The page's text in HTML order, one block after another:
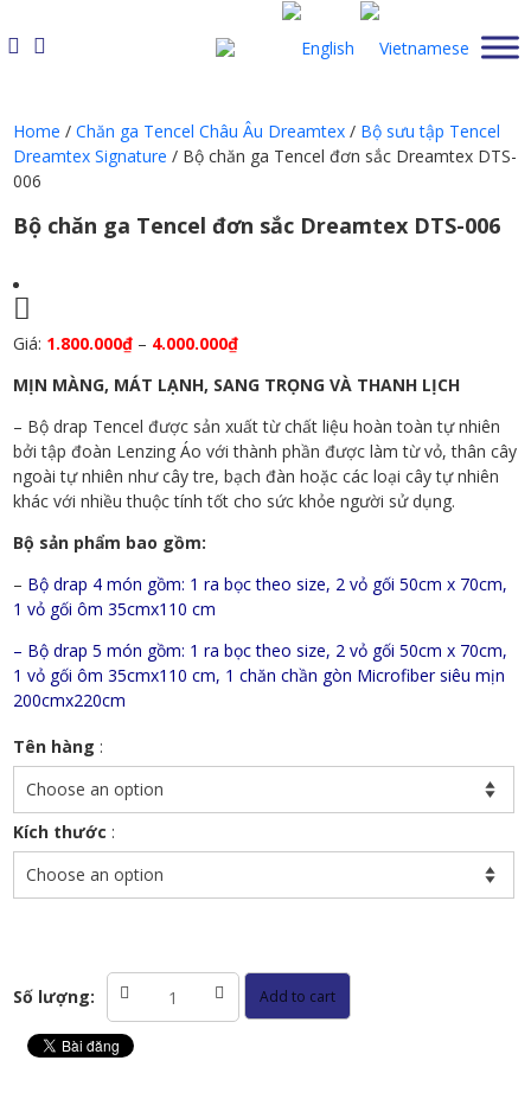
to
content
Home / Chăn ga Tencel Châu Âu Dreamtex/ Bộ sưu tập Tencel
Dreamtex Signature / Bộ chăn ga Tencel đơn sắc Dreamtex DTS-
006
Bộ chăn ga Tencel đơn sắc Dreamtex DTS-006
Giá: 1.800.000₫– 4.000.000₫
MỊN MÀNG, MÁT LẠNH, SANG TRỌNG VÀ THANH LỊCH
– Bộ drap Tencel được sản xuất từ chất liệu hoàn toàn tự nhiên
bởi tập đoàn Lenzing Áo với thành phần được làm từ vỏ, thân cây
ngoài tự nhiên như cây tre, bạch đàn hoặc các loại cây tự nhiên
khác với nhiều thuộc tính tốt cho sức khỏe người sử dụng.
Bộ sản phẩm bao gồm:
– Bộ drap 4 món gồm: 1 ra bọc theo size, 2 vỏ gối 50cm x 70cm,
1 vỏ gối ôm 35cmx110 cm
– Bộ drap 5 món gồm: 1 ra bọc theo size, 2 vỏ gối 50cm x 70cm,
1 vỏ gối ôm 35cmx110 cm, 1 chăn chần gòn Microfiber siêu mịn
200cmx220cm
Tên hàng :
Kích thước :
Số lượng:
Bộ
ga
Tencel
Add to cart